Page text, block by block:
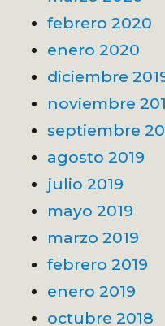
febrero 2020
enero 2020
diciembre
noviembre
septiembre
agosto 2019
julio 2019
mayo 2019
marzo 2019
febrero 2019
enero 2019
octubre 2018